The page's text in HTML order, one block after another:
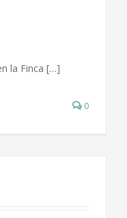
la Finca […]
0